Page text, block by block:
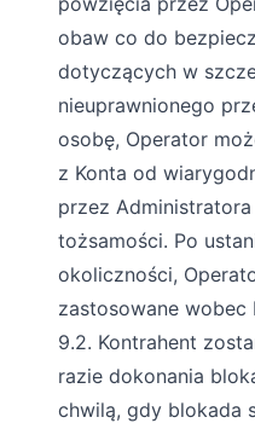
obaw co do
dotyczących w
nieuprawnionego
osobę, Operator
z Konta od
przez
tożsamości. Po
okoliczności,
zastosowane wobec
9.2. Kontrahent
razie dokonania
chwilą, gdy blokada